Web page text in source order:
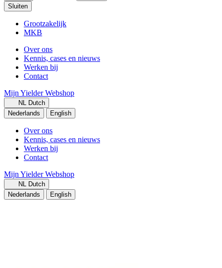
Sluiten
Grootzakelijk
MKB
Over ons
Kennis, cases en nieuws
Werken bij
Contact
Mijn Yielder Webshop
NL Dutch
Nederlands
English
Over ons
Kennis, cases en nieuws
Werken bij
Contact
Mijn Yielder Webshop
NL Dutch
Nederlands
English